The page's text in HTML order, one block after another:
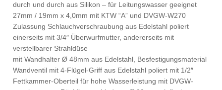
durch und durch aus Silikon – für Leitungswasser geeignet
27mm / 19mm x 4,0mm mit KTW “A” und DVGW-W270
Zulassung Schlauchverschraubung aus Edelstahl poliert
einerseits mit 3/4″ Überwurfmutter, andererseits mit
verstellbarer Strahldüse
mit Wandhalter Ø 48mm aus Edelstahl, Besfestigungsmaterial
Wandventil mit 4-Flügel-Griff aus Edelstahl poliert mit 1/2″
Fettkammer-Oberteil für hohe Wasserleistung mit DVGW-